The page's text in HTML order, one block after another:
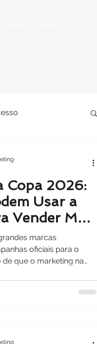
Copa 2026:
Usar a
Vender Mais
Milhões)
marcas
oficiais para o
de que o marketing na